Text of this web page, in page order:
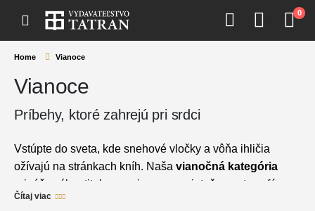
0
Home Vianoce
Vianoce
Príbehy, ktoré zahrejú pri srdci
Vstúpte do sveta, kde snehové vločky a vôňa ihličia
ožívajú na stránkach kníh. Naša vianočná kategória
prináša výber titulov so zimnou a sviatočnou atmosférou
– od magických detských rozprávok a romantických
Čítaj viac